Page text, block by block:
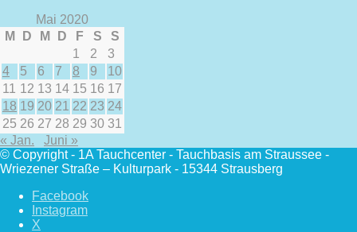
Mai 2020
M
D M D F S
S
1
2
3
4
5 6 7 8 9
10
11
12 13 14 15 16 17
18 19 20 21 22 23 24
25 26 27 28 29 30 31
« Jan.
Juni »
© Copyright - 1A Tauchcenter - Tauchbasis am Straussee -
Wriezener Straße – Kulturpark - 15344 Strausberg
Facebook
Instagram
X